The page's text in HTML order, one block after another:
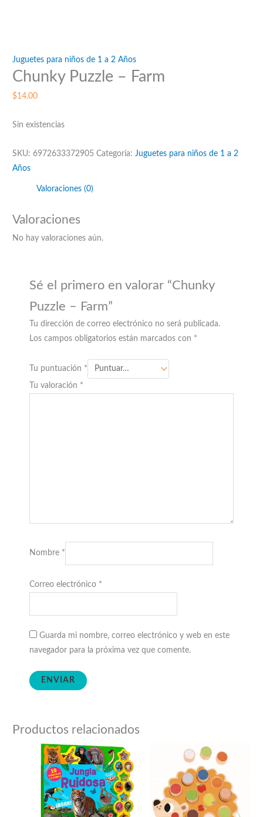
Juguetes para niños de 1 a 2 Años
Chunky Puzzle – Farm
$14.00
Sin existencias
SKU:6972633372905 Categoría:Juguetes para niños de 1 a 2
Años
Valoraciones (0)
Valoraciones
No hay valoraciones aún.
Sé el primero en valorar “Chunky
Puzzle – Farm”
Tu dirección de correo electrónico no será publicada.
Los campos obligatorios están marcados con *
Tu puntuación *
Tu valoración *
Nombre *
Correo electrónico *
Guarda mi nombre, correo electrónico y web en este
navegador para la próxima vez que comente.
Productos relacionados